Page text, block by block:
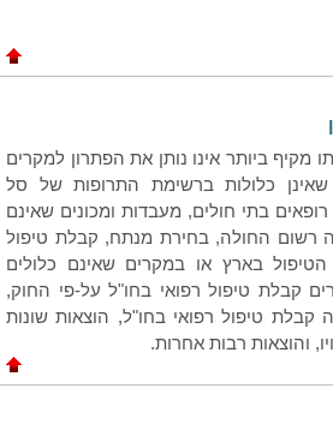
מקיף ביותר אינו נותן את הפתרון למקרים
שאינן כלולות ברשימת התרופות של סל
בתי חולים, מעבדות ומכונים שאינם
רשום החולה, בחירת מנתח, קבלת טיפול
בארץ או במקרים שאינם כלולים
קבלת טיפול רפואי בחו"ל על-פי החוק,
טיפול רפואי בחו"ל, הוצאות שונות
והוצאות רבות אחרות.